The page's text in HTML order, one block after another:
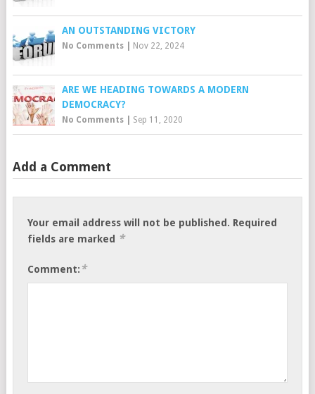
AN OUTSTANDING VICTORY
No Comments| Nov 22, 2024
ARE WE HEADING TOWARDS A MODERN
DEMOCRACY?
No Comments| Sep 11, 2020
Add a Comment
Your email address will not be published. Required
fields are marked
*
Comment: *